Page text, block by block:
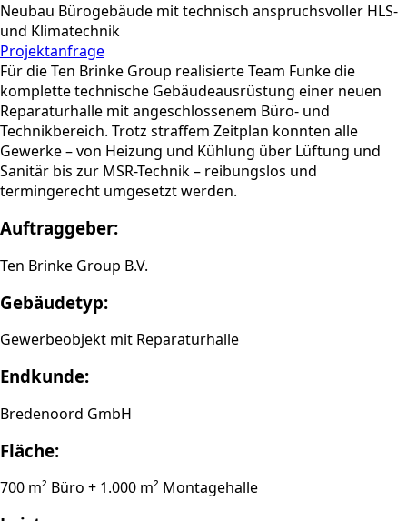
Neubau Bürogebäude mit technisch anspruchsvoller HLS-
und Klimatechnik
Projektanfrage
Für die Ten Brinke Group realisierte Team Funke die
komplette technische Gebäudeausrüstung einer neuen
Reparaturhalle mit angeschlossenem Büro- und
Technikbereich. Trotz straffem Zeitplan konnten alle
Gewerke – von Heizung und Kühlung über Lüftung und
Sanitär bis zur MSR-Technik – reibungslos und
termingerecht umgesetzt werden.
Auftraggeber:
Ten Brinke Group B.V.
Gebäudetyp:
Gewerbeobjekt mit Reparaturhalle
Endkunde:
Bredenoord GmbH
Fläche:
700 m² Büro + 1.000 m² Montagehalle